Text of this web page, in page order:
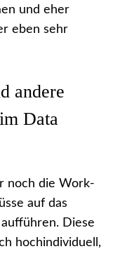
und eher
eben sehr
andere
Data
noch die Work-
auf das
Diese
hochindividuell,